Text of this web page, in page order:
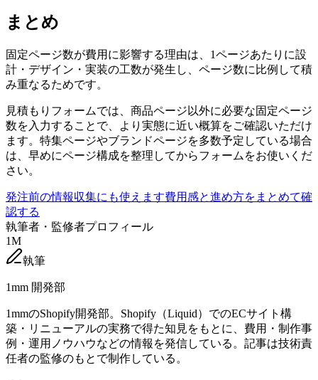
まとめ
固定ページ数が費用に影響する理由は、1ページあたりに設
計・デザイン・実装の工数が発生し、ページ数に比例して積
み重なるためです。
見積もりフォームでは、商品ページ以外に必要な固定ページ
数を入力することで、より実態に近い概算をご確認いただけ
ます。特集ページやブランドページを多数予定している場合
は、早めにページ構成を整理してからフォームをお使いくだ
さい。
発注前の情報収集にも使えます費用感と進め方をまとめて確
認する
執筆者・監修者プロフィール
1M
執筆
1mm 開発部
1mmのShopify開発部。Shopify（Liquid）でのECサイト構
築・リニューアルの実務で得た知見をもとに、費用・制作事
例・運用ノウハウなどの情報を発信している。記事は技術責
任者の監修のもとで制作している。